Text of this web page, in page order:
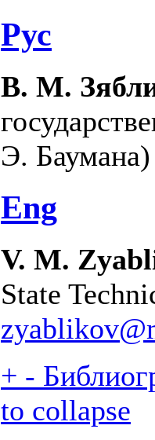
Рус
В. М.
Э.
Eng
V. M.
State
+ -
to collapse